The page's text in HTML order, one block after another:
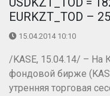
EURKZT_TOD –
15.04.2014 10:10
/KASE, 15.04.14/ – На
фондовой бирже
утренняя торговая